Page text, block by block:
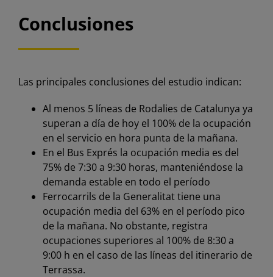
Conclusiones
Las principales conclusiones del estudio indican:
Al menos 5 líneas de Rodalies de Catalunya ya
superan a día de hoy el 100% de la ocupación
en el servicio en hora punta de la mañana.
En el Bus Exprés la ocupación media es del
75% de 7:30 a 9:30 horas, manteniéndose la
demanda estable en todo el período
Ferrocarrils de la Generalitat tiene una
ocupación media del 63% en el período pico
de la mañana. No obstante, registra
ocupaciones superiores al 100% de 8:30 a
9:00 h en el caso de las líneas del itinerario de
Terrassa.